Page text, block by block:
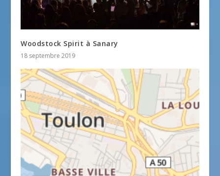
Woodstock Spirit à Sanary
18 septembre 2019